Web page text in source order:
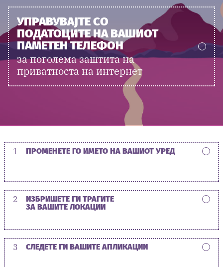
УПРАВУВАЈТЕ СО
ПОДАТОЦИТЕ НА ВАШИОТ
ПАМЕТЕН ТЕЛЕФОН
за поголема заштита на
приватноста на интернет
1 ПРОМЕНЕТЕ ГО ИМЕТО НА ВАШИОТ УРЕД
2
ИЗБРИШЕТЕ ГИ ТРАГИТЕ
ЗА ВАШИТЕ ЛОКАЦИИ
3 СЛЕДЕТЕ ГИ ВАШИТЕ АПЛИКАЦИИ